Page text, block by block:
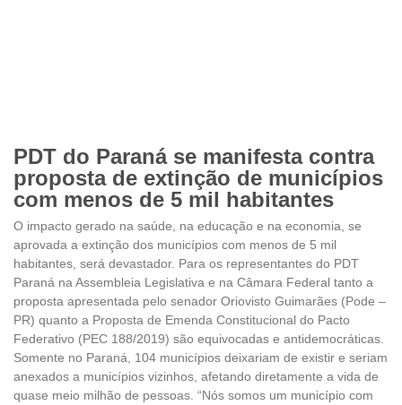
PDT do Paraná se manifesta contra
proposta de extinção de municípios
com menos de 5 mil habitantes
O impacto gerado na saúde, na educação e na economia, se
aprovada a extinção dos municípios com menos de 5 mil
habitantes, será devastador. Para os representantes do PDT
Paraná na Assembleia Legislativa e na Câmara Federal tanto a
proposta apresentada pelo senador Oriovisto Guimarães (Pode –
PR) quanto a Proposta de Emenda Constitucional do Pacto
Federativo (PEC 188/2019) são equivocadas e antidemocráticas.
Somente no Paraná, 104 municípios deixariam de existir e seriam
anexados a municípios vizinhos, afetando diretamente a vida de
quase meio milhão de pessoas. “Nós somos um município com